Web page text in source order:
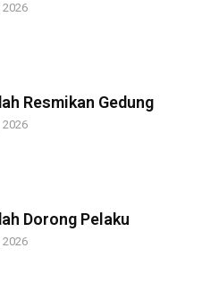
Resmikan Gedung
2026
Dorong Pelaku
2026